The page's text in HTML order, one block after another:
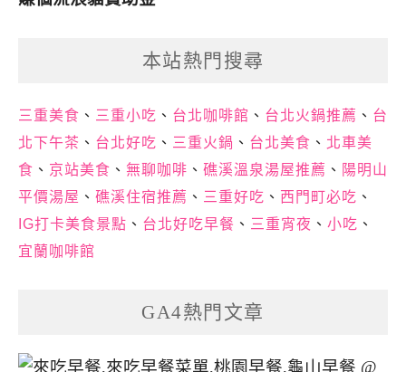
本站熱門搜尋
三重美食 、 三重小吃 、 台北咖啡館 、 台北火鍋推薦 、 台
北下午茶 、 台北好吃 、 三重火鍋 、 台北美食 、 北車美
食 、 京站美食 、 無聊咖啡 、 礁溪溫泉湯屋推薦 、 陽明山
平價湯屋 、 礁溪住宿推薦 、 三重好吃 、 西門町必吃 、
IG打卡美食景點 、 台北好吃早餐 、 三重宵夜 、 小吃 、
宜蘭咖啡館
GA4熱門文章